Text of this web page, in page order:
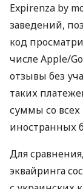
Expirenza by
заведений,
код
числе Apple/
отзывы без
таких
суммы со всех
иностранных
Для
эквайринга